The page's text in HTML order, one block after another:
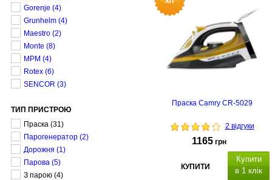
Gorenje (4)
Grunhelm (4)
Maestro (2)
Monte (8)
MPM (4)
Rotex (6)
SENCOR (3)
ТИП ПРИСТРОЮ
Праска (31)
Парогенератор (2)
Дорожня (1)
Парова (5)
З парою (4)
Праска Camry CR-5029
2 відгуки
1165 грн
КУПИТИ
Купити
в 1 клік